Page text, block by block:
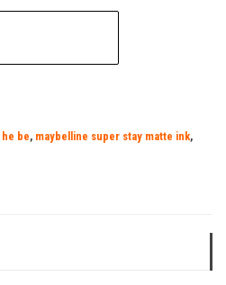
he be, maybelline super stay matte ink,